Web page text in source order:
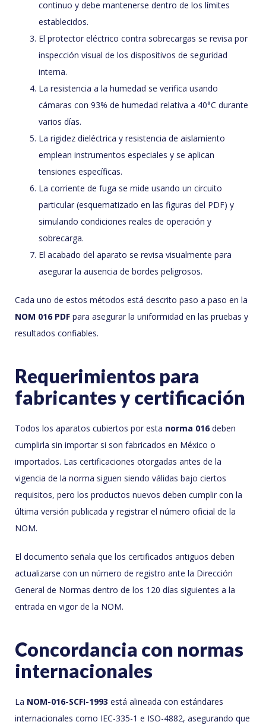
continuo y debe mantenerse dentro de los límites
establecidos.
El protector eléctrico contra sobrecargas se revisa por
inspección visual de los dispositivos de seguridad
interna.
La resistencia a la humedad se verifica usando
cámaras con 93% de humedad relativa a 40°C durante
varios días.
La rigidez dieléctrica y resistencia de aislamiento
emplean instrumentos especiales y se aplican
tensiones específicas.
La corriente de fuga se mide usando un circuito
particular (esquematizado en las figuras del PDF) y
simulando condiciones reales de operación y
sobrecarga.
El acabado del aparato se revisa visualmente para
asegurar la ausencia de bordes peligrosos.
Cada uno de estos métodos está descrito paso a paso en la
NOM 016 PDF para asegurar la uniformidad en las pruebas y
resultados confiables.
Requerimientos para
fabricantes y certificación
Todos los aparatos cubiertos por esta norma 016 deben
cumplirla sin importar si son fabricados en México o
importados. Las certificaciones otorgadas antes de la
vigencia de la norma siguen siendo válidas bajo ciertos
requisitos, pero los productos nuevos deben cumplir con la
última versión publicada y registrar el número oficial de la
NOM.
El documento señala que los certificados antiguos deben
actualizarse con un número de registro ante la Dirección
General de Normas dentro de los 120 días siguientes a la
entrada en vigor de la NOM.
Concordancia con normas
internacionales
La NOM-016-SCFI-1993 está alineada con estándares
internacionales como IEC-335-1 e ISO-4882, asegurando que